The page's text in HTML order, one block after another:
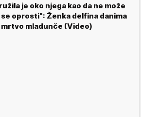
je oko njega kao da ne može
se oprosti": Ženka delfina danima
mrtvo mladunče (Video)